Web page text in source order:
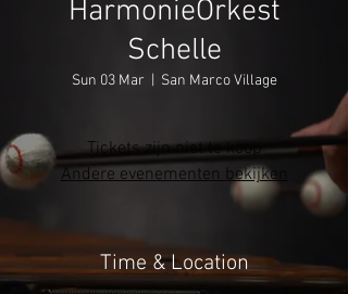
HarmonieOrkest
Schelle
Sun 03 Mar San Marco Village
Tickets zijn niet te koop
Andere evenementen bekijken
Time & Location